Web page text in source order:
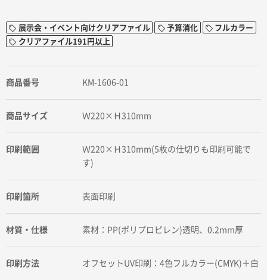
展示会・イベント向けクリアファイル 予算消化
フルカラー
クリアファイル191円以上
商品番号 KM-1606-01
商品サイズ Ｗ220×Ｈ310mm
印刷範囲
Ｗ220×Ｈ310mm(5枚の仕切りも印刷可能で
す)
印刷箇所 表面印刷
材質・仕様 素材：PP(ポリプロピレン)透明、0.2mm厚
印刷方法 オフセットUV印刷：4色フルカラー(CMYK)＋白